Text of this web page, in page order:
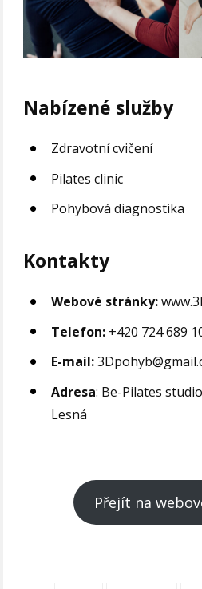
Nabízené služby
Zdravotní cvičení
Pilates clinic
Pohybová diagnostika
Kontakty
Webové stránky:
Telefon: +420 724 689
E-mail:
Adresa: Be-Pilates
Lesná
Přejít na